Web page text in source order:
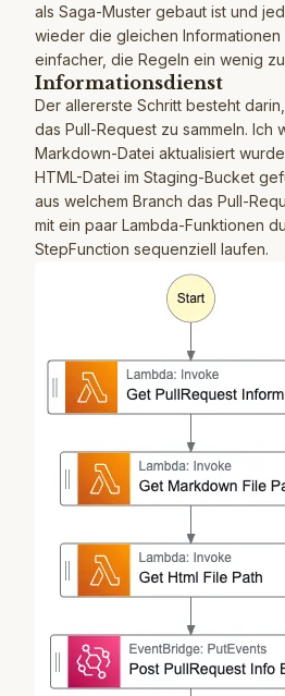
als Saga-Muster gebaut ist und
wieder die gleichen Informationen
einfacher, die Regeln ein wenig
Informationsdienst
Der allererste Schritt besteht
das Pull-Request zu sammeln.
Markdown-Datei aktualisiert
HTML-Datei im Staging-Bucket
aus welchem Branch das Pull-
mit ein paar Lambda-Funktionen
StepFunction sequenziell laufen.